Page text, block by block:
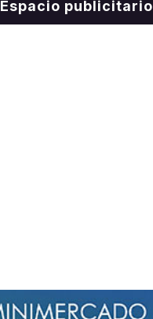
Espacio publicitario